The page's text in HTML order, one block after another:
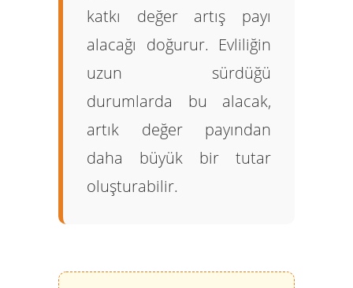
katkı değer artış payı
alacağı doğurur. Evliliğin
uzun sürdüğü
durumlarda bu alacak,
artık değer payından
daha büyük bir tutar
oluşturabilir.